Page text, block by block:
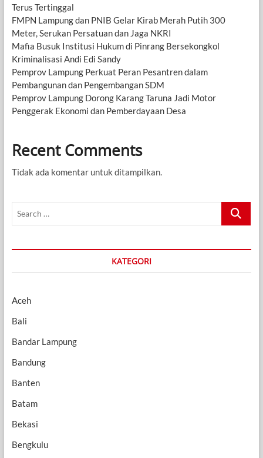
Terus Tertinggal
FMPN Lampung dan PNIB Gelar Kirab Merah Putih 300
Meter, Serukan Persatuan dan Jaga NKRI
Mafia Busuk Institusi Hukum di Pinrang Bersekongkol
Kriminalisasi Andi Edi Sandy
Pemprov Lampung Perkuat Peran Pesantren dalam
Pembangunan dan Pengembangan SDM
Pemprov Lampung Dorong Karang Taruna Jadi Motor
Penggerak Ekonomi dan Pemberdayaan Desa
Recent Comments
Tidak ada komentar untuk ditampilkan.
Search
KATEGORI
Aceh
Bali
Bandar Lampung
Bandung
Banten
Batam
Bekasi
Bengkulu